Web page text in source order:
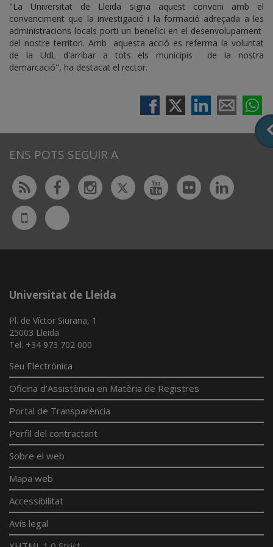
"La Universitat de Lleida signa aquest conveni amb el
convenciment que la investigació i la formació adreçada a les
administracions locals porti un benefici en el desenvolupament
del nostre territori. Amb aquesta acció es referma la voluntat
de la UdL d'arribar a tots els municipis de la nostra
demarcació", ha destacat el rector.
ENS POTS SEGUIR A
Rss FacebookInstagram
TwitterYoutubeFlickr
UdL
App
Bluesky
Universitat de Lleida
Pl. de Víctor Siurana, 1
25003 Lleida
Tel. +34 973 702 000
Seu Electrònica
Oficina d'Assistència en Matèria de Registres
Portal de Transparència
Perfil del contractant
Sobre el web
Mapa web
Accessibilitat
Avís legal